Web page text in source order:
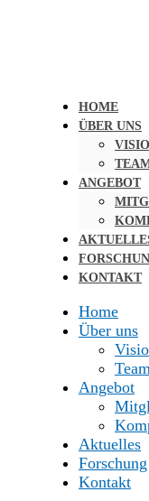
HOME
ÜBER UNS
ANGEBOT
KONTAKT
Home
Über uns
Angebot
Aktuelles
Forschung
Kontakt